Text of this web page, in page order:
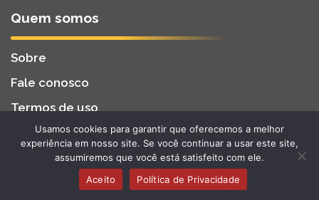
Quem somos
Sobre
Fale conosco
Termos de uso
2022 - Todos os Direitos Reservados
Desenvolvido por BW2 Tecnologia
Usamos cookies para garantir que oferecemos a melhor
experiência em nosso site. Se você continuar a usar este site,
assumiremos que você está satisfeito com ele.
Aceito
Política de Privacidade